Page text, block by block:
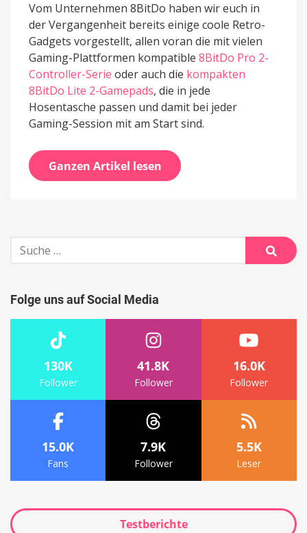
Vom Unternehmen 8BitDo haben wir euch in
der Vergangenheit bereits einige coole Retro-
Gadgets vorgestellt, allen voran die mit vielen
Gaming-Plattformen kompatible 8BitDo Pro 2-
Controller-Serie oder auch die kompakten
8BitDo Lite 2-Gamepads, die in jede
Hosentasche passen und damit bei jeder
Gaming-Session mit am Start sind.
Ganzen Artikel lesen
Suche
nach:
Suche
Folge uns auf Social Media
130K
Follower
41.8K
Follower
16.0K
Follower
15.0K
Fans
7.9K
Follower
5.5K
Leser
Testberichte